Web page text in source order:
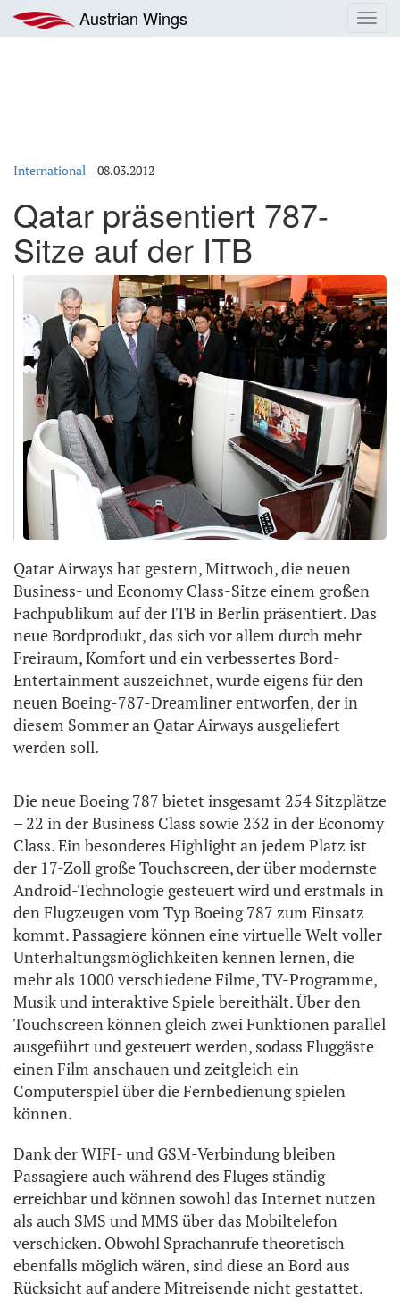
Inhalt
springen
Austrian Wings
International–08.03.2012
Qatar präsentiert 787-
Sitze auf der ITB
Qatar Airways hat gestern, Mittwoch, die neuen
Business- und Economy Class-Sitze einem großen
Fachpublikum auf der ITB in Berlin präsentiert. Das
neue Bordprodukt, das sich vor allem durch mehr
Freiraum, Komfort und ein verbessertes Bord-
Entertainment auszeichnet, wurde eigens für den
neuen Boeing-787-Dreamliner entworfen, der in
diesem Sommer an Qatar Airways ausgeliefert
werden soll.
Die neue Boeing 787 bietet insgesamt 254 Sitzplätze
– 22 in der Business Class sowie 232 in der Economy
Class. Ein besonderes Highlight an jedem Platz ist
der 17-Zoll große Touchscreen, der über modernste
Android-Technologie gesteuert wird und erstmals in
den Flugzeugen vom Typ Boeing 787 zum Einsatz
kommt. Passagiere können eine virtuelle Welt voller
Unterhaltungsmöglichkeiten kennen lernen, die
mehr als 1000 verschiedene Filme, TV-Programme,
Musik und interaktive Spiele bereithält. Über den
Touchscreen können gleich zwei Funktionen parallel
ausgeführt und gesteuert werden, sodass Fluggäste
einen Film anschauen und zeitgleich ein
Computerspiel über die Fernbedienung spielen
können.
Dank der WIFI- und GSM-Verbindung bleiben
Passagiere auch während des Fluges ständig
erreichbar und können sowohl das Internet nutzen
als auch SMS und MMS über das Mobiltelefon
verschicken. Obwohl Sprachanrufe theoretisch
ebenfalls möglich wären, sind diese an Bord aus
Rücksicht auf andere Mitreisende nicht gestattet.